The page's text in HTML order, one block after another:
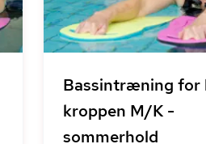
Bassintræning for
kroppen M/K -
sommerhold